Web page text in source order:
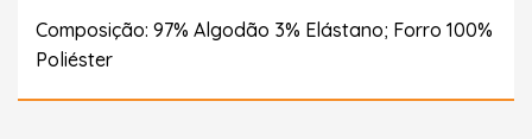
Composição: 97% Algodão 3% Elástano; Forro 100%
Poliéster